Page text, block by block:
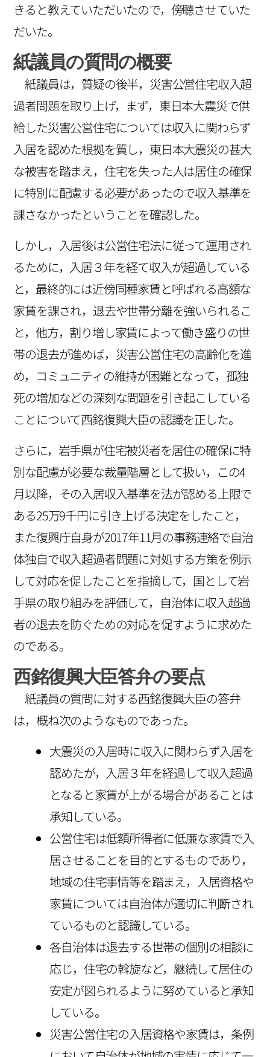
きると教えていただいたので，傍聴させていた
だいた。
紙議員の質問の概要
紙議員は，質疑の後半，災害公営住宅収入超
過者問題を取り上げ，まず，東日本大震災で供
給した災害公営住宅については収入に関わらず
入居を認めた根拠を質し，東日本大震災の甚大
な被害を踏まえ，住宅を失った人は居住の確保
に特別に配慮する必要があったので収入基準を
課さなかったということを確認した。
しかし，入居後は公営住宅法に従って運用され
るために，入居３年を経て収入が超過している
と，最終的には近傍同種家賃と呼ばれる高額な
家賃を課され，退去や世帯分離を強いられるこ
と，他方，割り増し家賃によって働き盛りの世
帯の退去が進めば，災害公営住宅の高齢化を進
め，コミュニティの維持が困難となって，孤独
死の増加などの深刻な問題を引き起こしている
ことについて西銘復興大臣の認識を正した。
さらに，岩手県が住宅被災者を居住の確保に特
別な配慮が必要な裁量階層として扱い，この4
月以降，その入居収入基準を法が認める上限で
ある25万9千円に引き上げる決定をしたこと，
また復興庁自身が2017年11月の事務連絡で自治
体独自で収入超過者問題に対処する方策を例示
して対応を促したことを指摘して，国として岩
手県の取り組みを評価して，自治体に収入超過
者の退去を防ぐための対応を促すように求めた
のである。
西銘復興大臣答弁の要点
紙議員の質問に対する西銘復興大臣の答弁
は，概ね次のようなものであった。
大震災の入居時に収入に関わらず入居を
認めたが，入居３年を経過して収入超過
となると家賃が上がる場合があることは
承知している。
公営住宅は低額所得者に低廉な家賃で入
居させることを目的とするものであり，
地域の住宅事情等を踏まえ，入居資格や
家賃については自治体が適切に判断され
ているものと認識している。
各自治体は退去する世帯の個別の相談に
応じ，住宅の斡旋など，継続して居住の
安定が図られるように努めていると承知
している。
災害公営住宅の入居資格や家賃は，条例